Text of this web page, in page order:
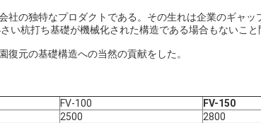
社の独特なプロダクトである。その生れは企業のギャ
い杭打ち基礎が機械化された構造である場合もないこと
復元の基礎構造への当然の貢献をした。
FV-100
FV-150
2500
2800